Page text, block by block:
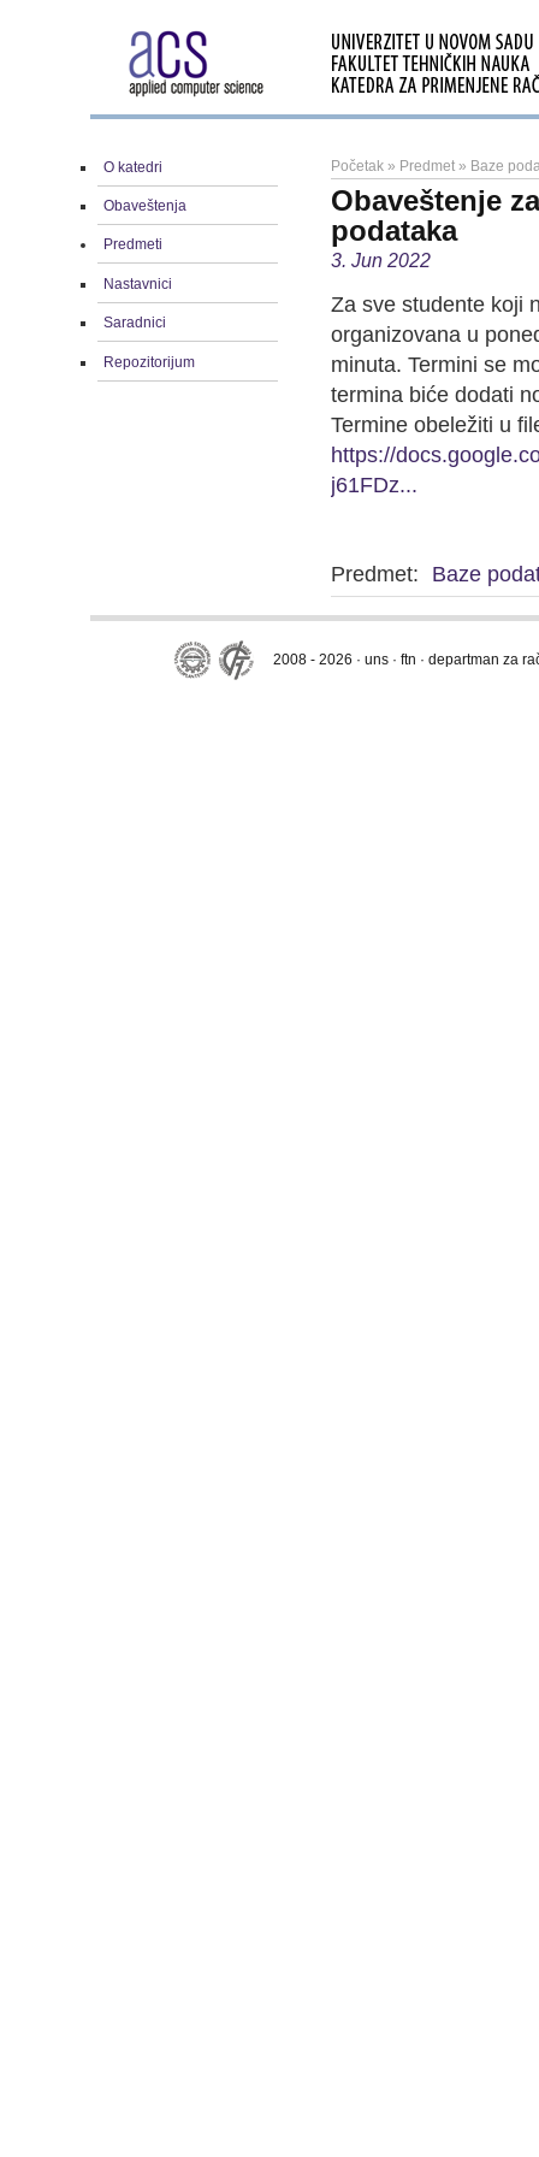
O katedri
Obaveštenja
Predmeti
Nastavnici
Saradnici
Repozitorijum
Početak » Predmet » Baze
Obaveštenje
podataka
3. Jun 2022
Za sve studente koji
organizovana u
minuta. Termini se
termina biće dodati
Termine obeležiti u
https://
j61FDz...
Predmet:
Baze
2008 - 2026 · uns · ftn · departman za